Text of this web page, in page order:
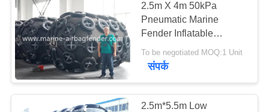
2.5m X 4m 50kPa
Pneumatic Marine
Fender Inflatable
Durable For LNG Vessel
To be negotiated MOQ:1 Unit
संपर्क
2.5m*5.5m Low